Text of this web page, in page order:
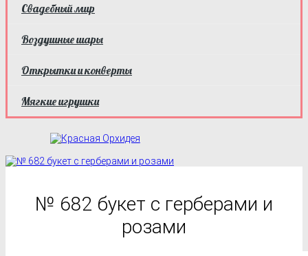
Свадебный мир
Воздушные шары
Открытки и конверты
Мягкие игрушки
№ 682 букет с герберами и
розами